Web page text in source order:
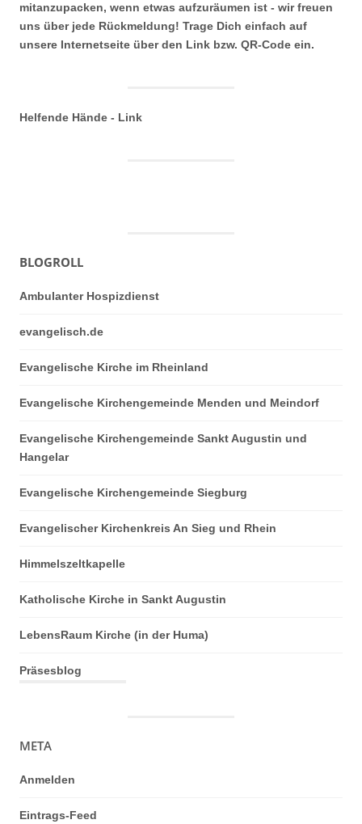
mitanzupacken, wenn etwas aufzuräumen ist - wir freuen
uns über jede Rückmeldung! Trage Dich einfach auf
unsere Internetseite über den Link bzw. QR-Code ein.
Helfende Hände - Link
BLOGROLL
Ambulanter Hospizdienst
evangelisch.de
Evangelische Kirche im Rheinland
Evangelische Kirchengemeinde Menden und Meindorf
Evangelische Kirchengemeinde Sankt Augustin und
Hangelar
Evangelische Kirchengemeinde Siegburg
Evangelischer Kirchenkreis An Sieg und Rhein
Himmelszeltkapelle
Katholische Kirche in Sankt Augustin
LebensRaum Kirche (in der Huma)
Präsesblog
META
Anmelden
Eintrags-Feed